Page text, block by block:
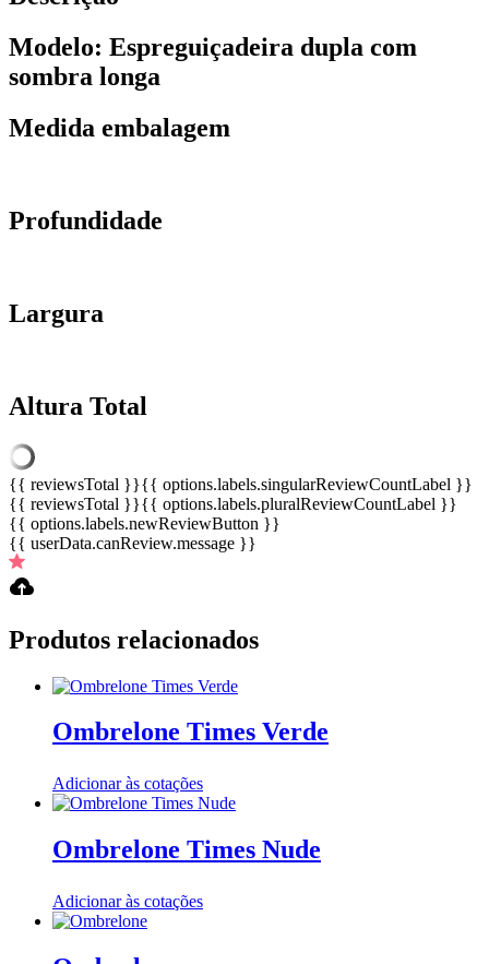
Modelo: Espreguiçadeira dupla com
sombra longa
Medida embalagem
Profundidade
Largura
Altura Total
{{ reviewsTotal }}{{ options.labels.singularReviewCountLabel }}
{{ reviewsTotal }}{{ options.labels.pluralReviewCountLabel }}
{{ options.labels.newReviewButton }}
{{ userData.canReview.message }}
Produtos relacionados
Ombrelone Times Verde
Adicionar às cotações
Ombrelone Times Nude
Adicionar às cotações